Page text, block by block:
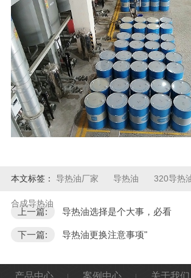
本文标签： 导热油厂家 导热油 320导热
合成导热油
上一篇: 导热油选择是个大事，必看
下一篇: 导热油更换注意事项"